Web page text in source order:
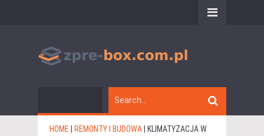
HOME REMONTY I BUDOWA
KLIMATYZACJA W